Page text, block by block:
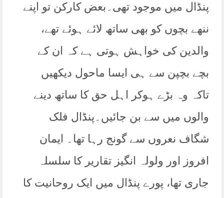
پنڈال میں موجود تھی۔بعض کارکن تو اپنے
ننھے بچوں کو بھی ساتھ لائے ہوئے تھے،
والدین کی خواہش ہوتی ہے کہ ان کے
بچے بچپن سے ہی ایسا ماحول دیکھیں
تاکہ وہ بڑے ہوکر اہل حق کا ساتھ دینے
والوں میں سے بن جائیں۔پنڈال فلک
شگاف نعروں سے گونج رہا تھا۔ ایمان
افروز اور ولولہ انگیز تقاریر کا سلسلہ
جاری تھا، پورے پنڈال میں ایک روحانیت کا